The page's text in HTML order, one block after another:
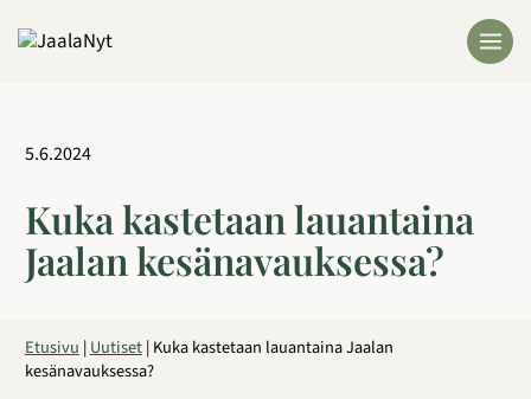
sisältöön
5.6.2024
Kuka kastetaan lauantaina
Jaalan kesänavauksessa?
Etusivu|Uutiset|Kuka kastetaan lauantaina Jaalan
kesänavauksessa?